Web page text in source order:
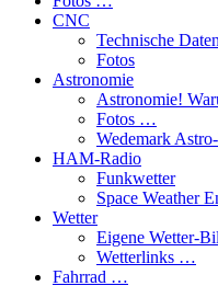
CNC
Technische
Fotos
Astronomie
Astronomie!
Fotos …
Wedemark
HAM-Radio
Funkwetter
Space Weather
Wetter
Eigene Wetter-
Wetterlinks …
Fahrrad …